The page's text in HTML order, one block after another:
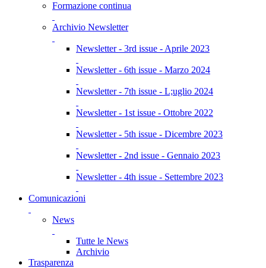
Formazione continua
Archivio Newsletter
Newsletter - 3rd issue - Aprile 2023
Newsletter - 6th issue - Marzo 2024
Newsletter - 7th issue - L;uglio 2024
Newsletter - 1st issue - Ottobre 2022
Newsletter - 5th issue - Dicembre 2023
Newsletter - 2nd issue - Gennaio 2023
Newsletter - 4th issue - Settembre 2023
Comunicazioni
News
Tutte le News
Archivio
Trasparenza